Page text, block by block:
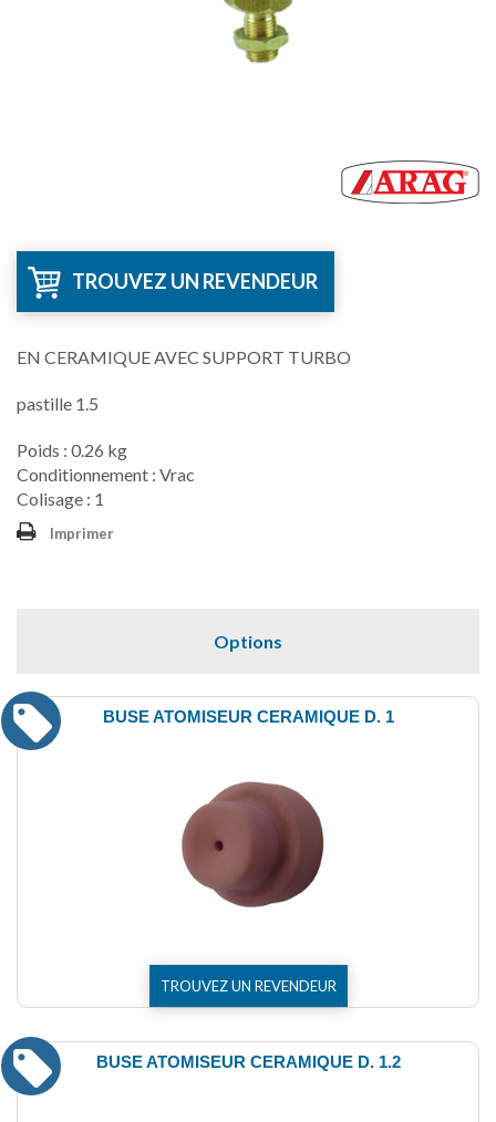
TROUVEZ UN REVENDEUR
EN CERAMIQUE AVEC SUPPORT TURBO
pastille 1.5
Poids : 0.26 kg
Conditionnement : Vrac
Colisage : 1
Imprimer
Options
BUSE ATOMISEUR CERAMIQUE D. 1
TROUVEZ UN REVENDEUR
BUSE ATOMISEUR CERAMIQUE D. 1.2